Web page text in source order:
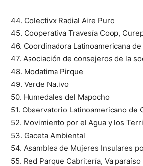
44. Colectivx Radial Aire Puro
45. Cooperativa Travesía Coop,
46. Coordinadora Latinoamericana
47. Asociación de consejeros de la
48. Modatima Pirque
49. Verde Nativo
50. Humedales del Mapocho
51. Observatorio Latinoamericano de
52. Movimiento por el Agua y los
53. Gaceta Ambiental
54. Asamblea de Mujeres Insulares
55. Red Parque Cabritería, Valparaíso